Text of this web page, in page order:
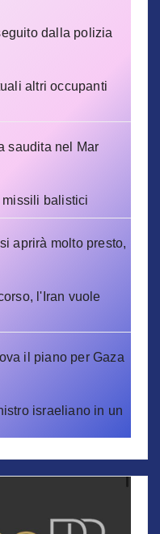
dalla polizia
altri occupanti
saudita nel Mar
balistici
aprirà molto presto,
l'Iran vuole
il piano per Gaza
israeliano in un